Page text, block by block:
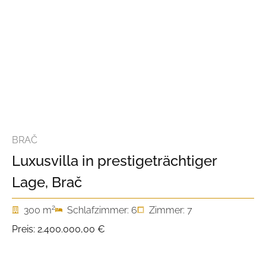
BRAČ
Luxusvilla in prestigeträchtiger
Lage, Brač
300 m2 Schlafzimmer: 6
Zimmer: 7
Preis: 2.400.000,00 €